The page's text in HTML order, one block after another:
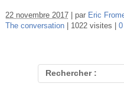
22 novembre 2017 par Eric
The conversation
1022 visites
Rechercher :